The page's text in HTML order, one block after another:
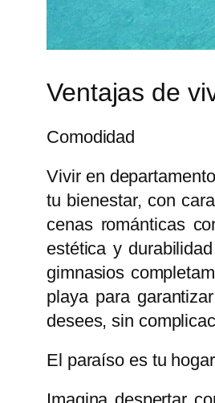
Ventajas de
Comodidad
Vivir en
tu bienestar, con
cenas románticas
estética y
gimnasios
playa para
desees, sin
El paraíso es tu hogar